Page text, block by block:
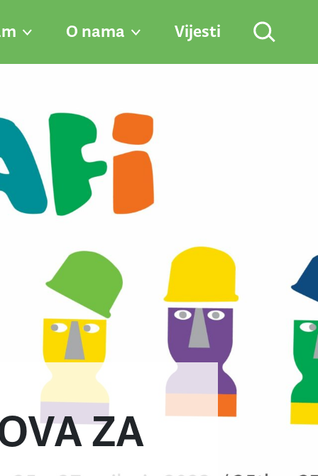
O nama Vijesti
ZA